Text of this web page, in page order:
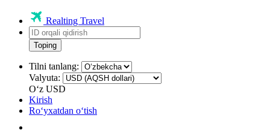
Realting Travel
Toping
Tilni tanlang:
Valyuta:
Oʻz USD
Kirish
Roʻyxatdan oʻtish